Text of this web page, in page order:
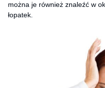
można je również znaleźć w
łopatek.